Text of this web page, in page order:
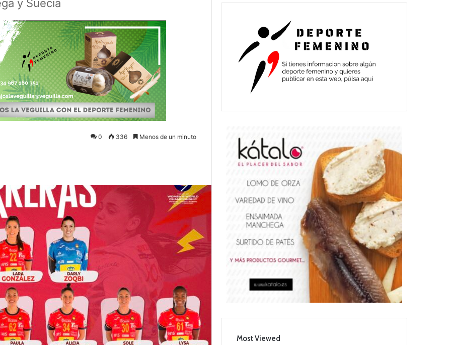
y Suecia
0 336 Menos de un minuto
Most Viewed